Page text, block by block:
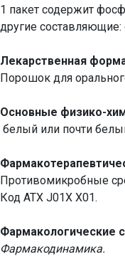
1 пакет содержит
другие составляющие:
Лекарственная
Порошок для
Основные физико-
белый или почти
Противомикробные
Код ATX J01X X01.
Фармакологические
Фармакодинамика.